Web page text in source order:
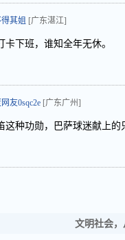
其姐 [广东湛江]
卡下班，谁知全年无休。
友0sqc2e [广东广州]
这种功勋，巴萨球迷献上的
文明社会，